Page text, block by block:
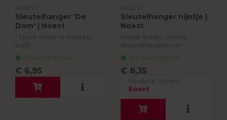
NOEST
Sleutelhanger 'De
Dom' | Noest
- Nooit meer je sleutels
kwijt -
Noest maakt unieke
sleutelhangers van
stadshout, in de vorm van
dé iconen van Utrecht:
zoals Nijntje en de Domt...
2-5 werkdagen
€ 6,95
NOEST
Sleutelhanger nijntje |
Noest
Noest maakt unieke
sleutelhangers van
dé iconen van Utrecht: de
Domtoren en Nijntje.
Bomen die om
verschillende redenen
door de gem...
2-5 werkdagen
€ 8,35
Verdere opties:
Soort